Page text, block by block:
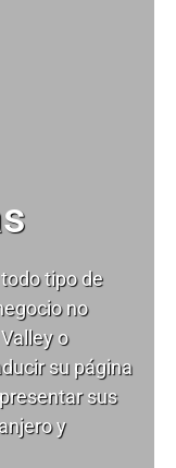
tipo de
no
o
su página
sus
y